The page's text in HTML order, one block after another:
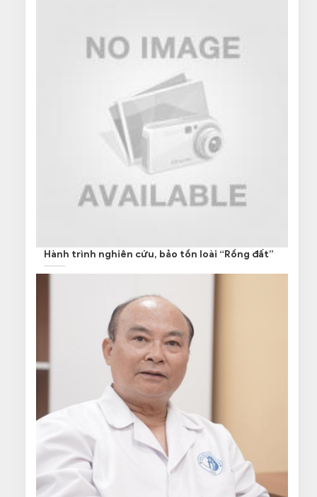
Hành trình nghiên cứu, bảo tồn loài “Rồng đất”